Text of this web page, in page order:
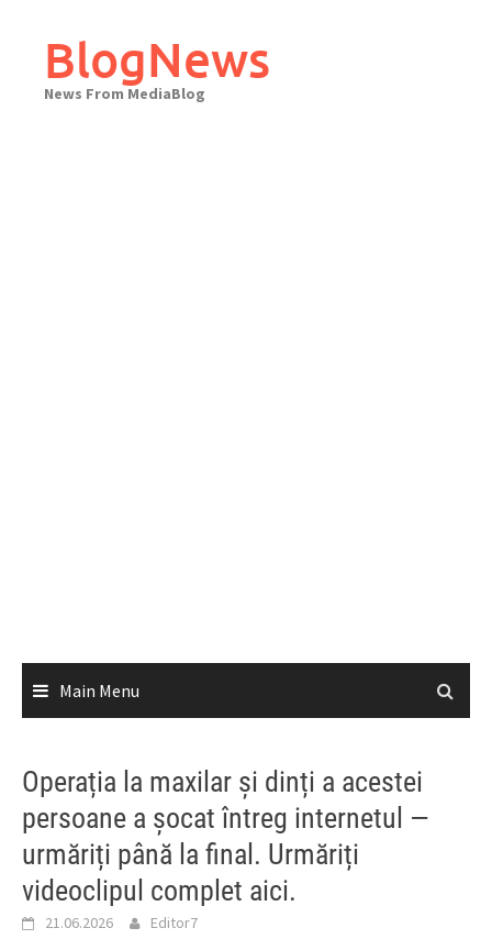
contentBlogNews
News From MediaBlog
Main Menu
Operația la maxilar și dinți a acestei
persoane a șocat întreg internetul —
urmăriți până la final. Urmăriți
videoclipul complet aici.
21.06.2026 Editor7